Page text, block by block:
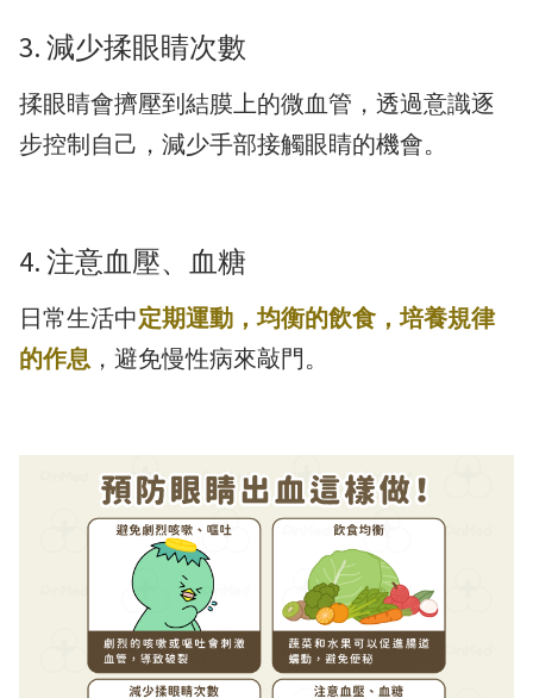
3. 減少揉眼睛次數
揉眼睛會擠壓到結膜上的微血管，透過意識逐
步控制自己，減少手部接觸眼睛的機會。
4. 注意血壓、血糖
日常生活中定期運動，均衡的飲食，培養規律
的作息 ，避免慢性病來敲門。